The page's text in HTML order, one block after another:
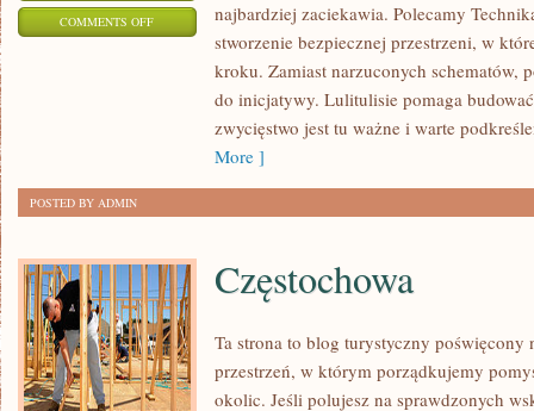
COMMENTS OFFON
PSYCHOLOGIA
najbardziej zaciekawia. Polecamy
stworzenie bezpiecznej przestrzeni, w
kroku. Zamiast narzuconych schematów,
do inicjatywy. Lulitulisie pomaga
zwycięstwo jest tu ważne i warte
More ]
POSTED BY ADMIN
Częstochowa
Ta strona to blog turystyczny poświęcony
przestrzeń, w którym porządkujemy
okolic. Jeśli polujesz na sprawdzonych